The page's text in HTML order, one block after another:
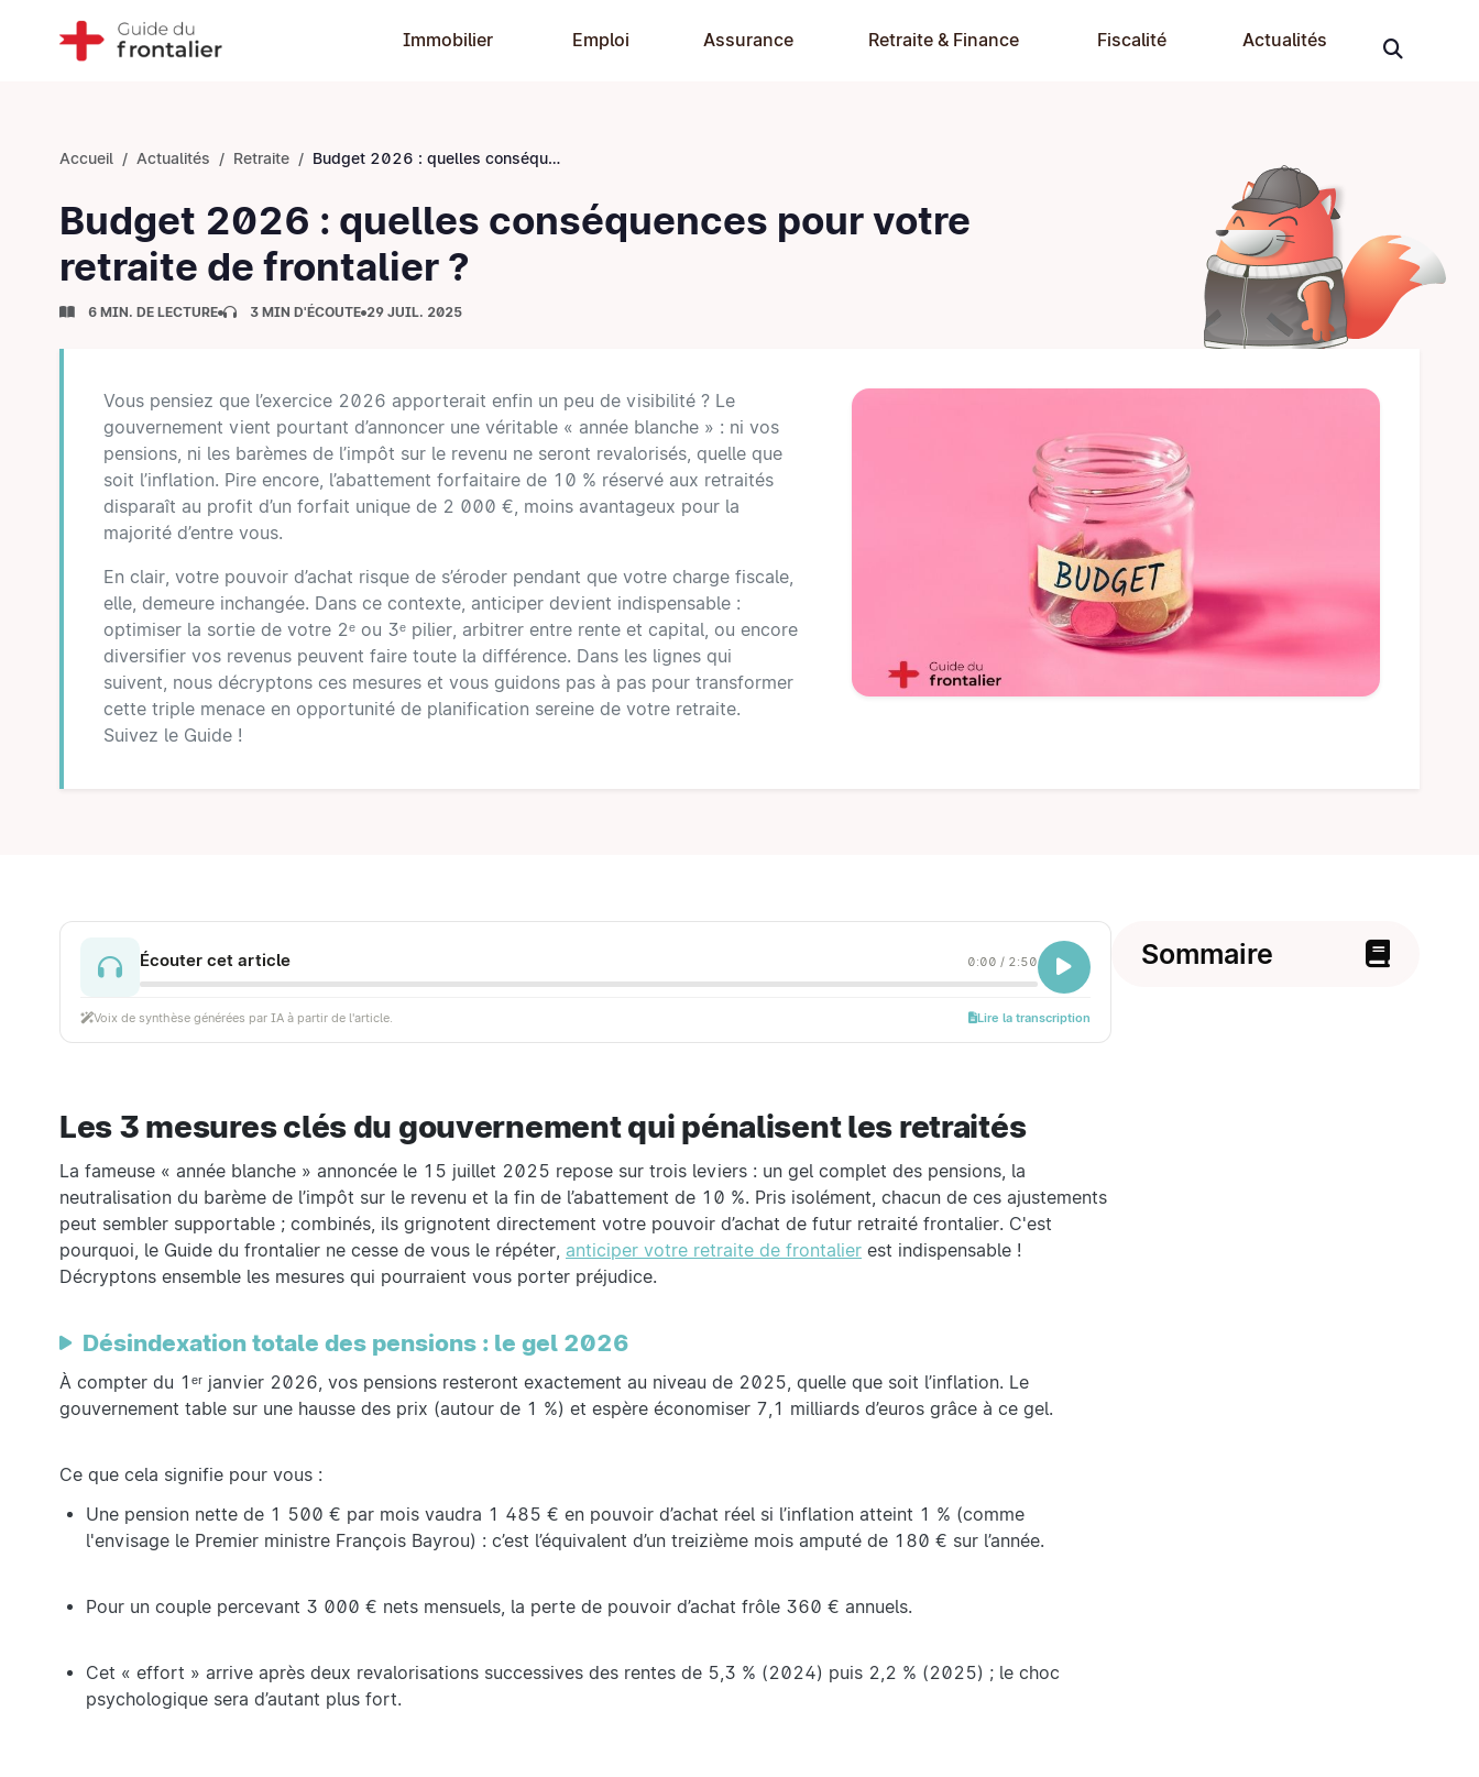
Immobilier Emploi Assurance Retraite & Finance Fiscalité Actualités
Accueil Actualités Retraite Budget 2026 : quelles conséquences pour votre retraite de frontalier ?
Budget 2026 : quelles conséquences pour votre
retraite de frontalier ?
6 MIN. DE LECTURE 3 MIN D'ÉCOUTE 29 JUIL. 2025
Vous pensiez que l’exercice 2026 apporterait enfin un peu de visibilité ? Le
gouvernement vient pourtant d’annoncer une véritable « année blanche » : ni vos
pensions, ni les barèmes de l’impôt sur le revenu ne seront revalorisés, quelle que
soit l’inflation. Pire encore, l’abattement forfaitaire de 10 % réservé aux retraités
disparaît au profit d’un forfait unique de 2 000 €, moins avantageux pour la
majorité d’entre vous.
En clair, votre pouvoir d’achat risque de s’éroder pendant que votre charge fiscale,
elle, demeure inchangée. Dans ce contexte, anticiper devient indispensable :
optimiser la sortie de votre 2ᵉ ou 3ᵉ pilier, arbitrer entre rente et capital, ou encore
diversifier vos revenus peuvent faire toute la différence. Dans les lignes qui
suivent, nous décryptons ces mesures et vous guidons pas à pas pour transformer
cette triple menace en opportunité de planification sereine de votre retraite.
Suivez le Guide !
Écouter cet article 0:00 / 2:50
Voix de synthèse générées par IA à partir de l'article. Lire la transcription
Les 3 mesures clés du gouvernement qui pénalisent les retraités
La fameuse « année blanche » annoncée le 15 juillet 2025 repose sur trois leviers : un gel complet des pensions, la
neutralisation du barème de l’impôt sur le revenu et la fin de l’abattement de 10 %. Pris isolément, chacun de ces ajustements
peut sembler supportable ; combinés, ils grignotent directement votre pouvoir d’achat de futur retraité frontalier. C'est
pourquoi, le Guide du frontalier ne cesse de vous le répéter, anticiper votre retraite de frontalier est indispensable !
Décryptons ensemble les mesures qui pourraient vous porter préjudice.
Désindexation totale des pensions : le gel 2026
À compter du 1ᵉʳ janvier 2026, vos pensions resteront exactement au niveau de 2025, quelle que soit l’inflation. Le
gouvernement table sur une hausse des prix (autour de 1 %) et espère économiser 7,1 milliards d’euros grâce à ce gel.
Ce que cela signifie pour vous :
Une pension nette de 1 500 € par mois vaudra 1 485 € en pouvoir d’achat réel si l’inflation atteint 1 % (comme
l'envisage le Premier ministre François Bayrou) : c’est l’équivalent d’un treizième mois amputé de 180 € sur l’année.
Pour un couple percevant 3 000 € nets mensuels, la perte de pouvoir d’achat frôle 360 € annuels.
Cet « effort » arrive après deux revalorisations successives des rentes de 5,3 % (2024) puis 2,2 % (2025) ; le choc
psychologique sera d’autant plus fort.
Sommaire